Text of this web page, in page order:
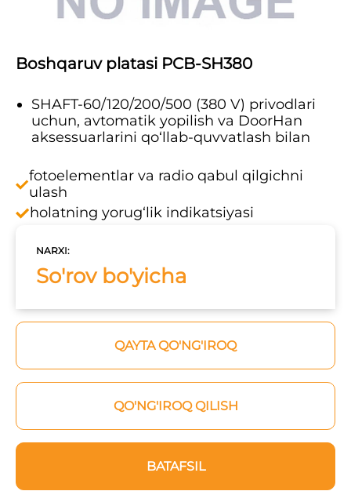
Boshqaruv platasi PCB-SH380
SHAFT-60/120/200/500 (380 V) privodlari
uchun, avtomatik yopilish va DoorHan
aksessuarlarini qo‘llab-quvvatlash bilan
fotoelementlar va radio qabul qilgichni
ulash
holatning yorug‘lik indikatsiyasi
NARXI:
So'rov bo'yicha
QAYTA QO'NG'IROQ
QO'NG'IROQ QILISH
BATAFSIL